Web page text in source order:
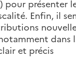
pour présenter
Enfin, il
dans
et précis